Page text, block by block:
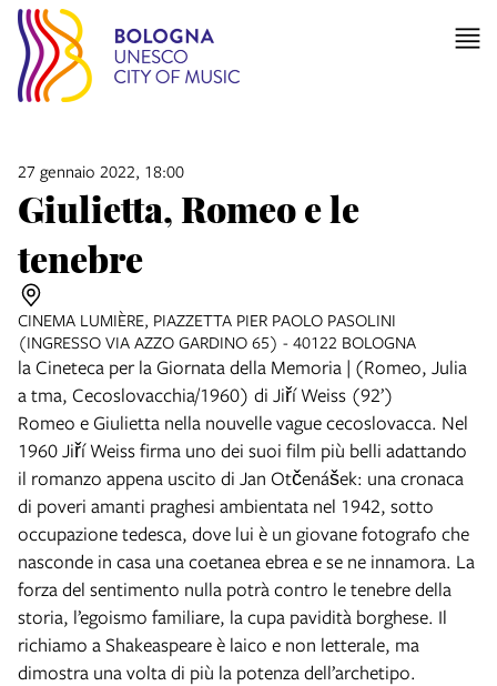
27 gennaio 2022, 18:00
Giulietta, Romeo e le
tenebre
CINEMA LUMIÈRE, PIAZZETTA PIER PAOLO PASOLINI
(INGRESSO VIA AZZO GARDINO 65) - 40122 BOLOGNA
la Cineteca per la Giornata della Memoria | (Romeo, Julia
a tma, Cecoslovacchia/1960) di Jiří Weiss (92’)
Romeo e Giulietta nella nouvelle vague cecoslovacca. Nel
1960 Jiří Weiss firma uno dei suoi film più belli adattando
il romanzo appena uscito di Jan Otčenášek: una cronaca
di poveri amanti praghesi ambientata nel 1942, sotto
occupazione tedesca, dove lui è un giovane fotografo che
nasconde in casa una coetanea ebrea e se ne innamora. La
forza del sentimento nulla potrà contro le tenebre della
storia, l’egoismo familiare, la cupa pavidità borghese. Il
richiamo a Shakeaspeare è laico e non letterale, ma
dimostra una volta di più la potenza dell’archetipo.